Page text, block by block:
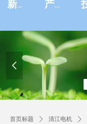
新闻资讯 产品中心
넳
首页标题 ꄲ 清江电机 ꄲ